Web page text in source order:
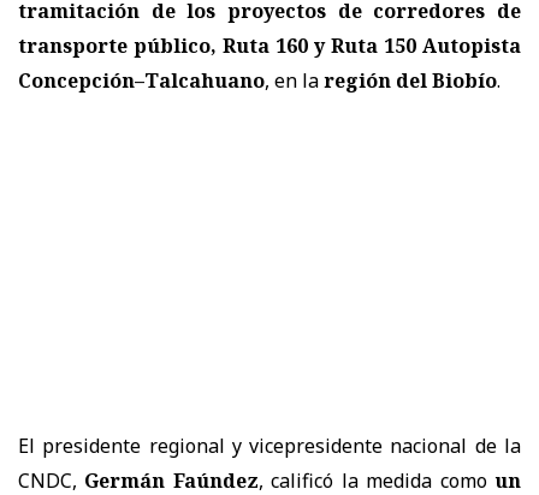
tramitación de los proyectos de corredores de
transporte público, Ruta 160 y Ruta 150 Autopista
Concepción–Talcahuano, en laregión del Biobío.
El presidente regional y vicepresidente nacional de la
CNDC, Germán Faúndez, calificó la medida comoun